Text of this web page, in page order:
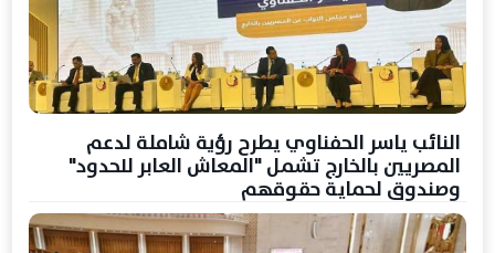
النائب ياسر الحفناوي يطرح رؤية شاملة لدعم
المصريين بالخارج تشمل "المعاش العابر للحدود"
وصندوق لحماية حقوقهم